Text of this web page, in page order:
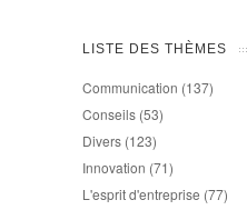
LISTE DES THÈMES
Communication (137)
Conseils (53)
Divers (123)
Innovation (71)
L'esprit d'entreprise (77)